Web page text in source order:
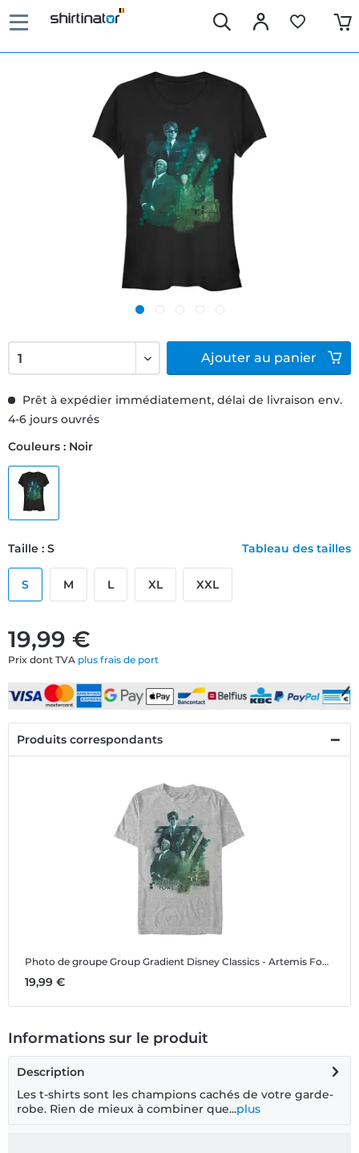
19,99 €
Prix dont TVA plus frais de port
Prêt à expédier immédiatement, délai de livraison env.
4-6 jours ouvrés
Couleurs : Noir
Taille : S Tableau des tailles
S M L XL XXL
Ajouter au panier
Produits correspondants
Photo de groupe Group Gradient Disney Classics - Artemis Fowl - Photo de groupe Group Gradient - Homme T-shirt
19,99 €
Informations sur le produit
Description
Les t-shirts sont les champions cachés de votre garde-
robe. Rien de mieux à combiner que...plus